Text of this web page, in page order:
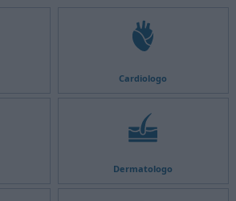
Cardiologo
Dermatologo